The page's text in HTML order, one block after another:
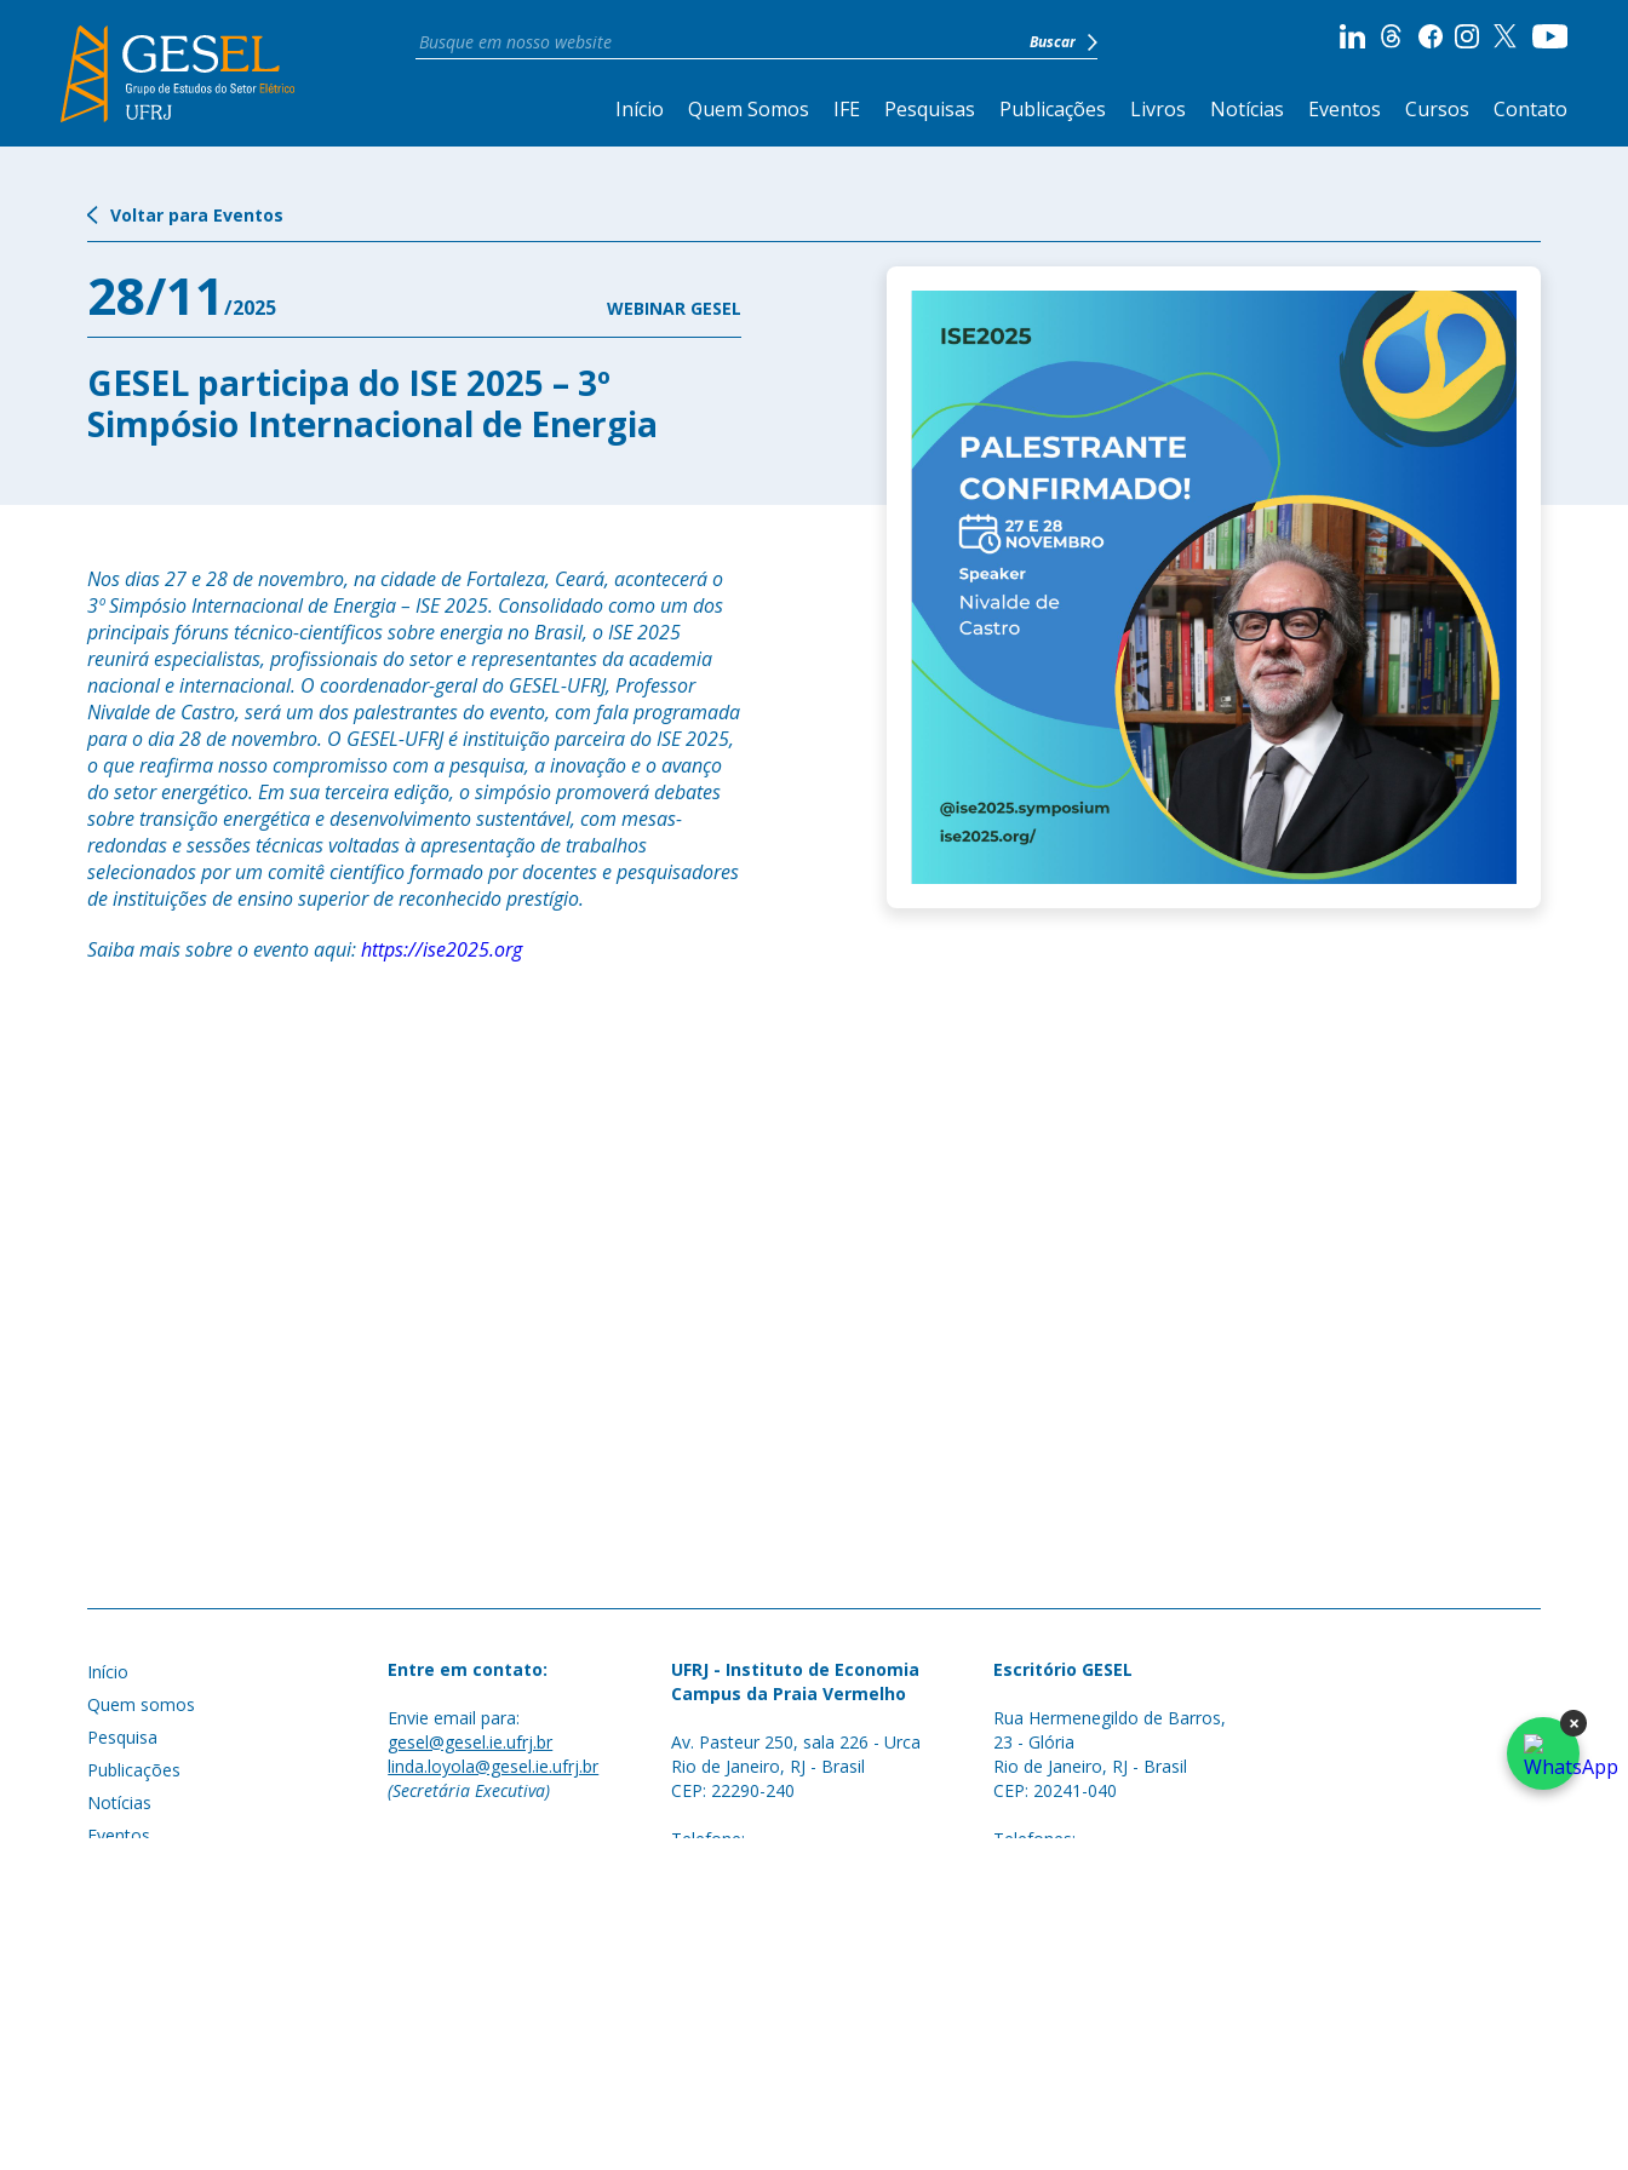
Início Quem Somos IFE Pesquisas Publicações Livros Notícias Eventos Cursos Contato
Voltar para Eventos
28/11 /2025 WEBINAR GESEL
GESEL participa do ISE 2025 – 3º
Simpósio Internacional de Energia
Nos dias 27 e 28 de novembro, na cidade de Fortaleza, Ceará, acontecerá o
3º Simpósio Internacional de Energia – ISE 2025. Consolidado como um dos
principais fóruns técnico-científicos sobre energia no Brasil, o ISE 2025
reunirá especialistas, profissionais do setor e representantes da academia
nacional e internacional. O coordenador-geral do GESEL-UFRJ, Professor
Nivalde de Castro, será um dos palestrantes do evento, com fala programada
para o dia 28 de novembro. O GESEL-UFRJ é instituição parceira do ISE 2025,
o que reafirma nosso compromisso com a pesquisa, a inovação e o avanço
do setor energético. Em sua terceira edição, o simpósio promoverá debates
sobre transição energética e desenvolvimento sustentável, com mesas-
redondas e sessões técnicas voltadas à apresentação de trabalhos
selecionados por um comitê científico formado por docentes e pesquisadores
de instituições de ensino superior de reconhecido prestígio.
Saiba mais sobre o evento aqui:https://ise2025.org
Início
Quem somos
Pesquisa
Publicações
Notícias
Eventos
Entre em contato:
Envie email para:
gesel@gesel.ie.ufrj.br
linda.loyola@gesel.ie.ufrj.br
(Secretária Executiva)
UFRJ - Instituto de Economia
Campus da Praia Vermelho
Av. Pasteur 250, sala 226 - Urca
Rio de Janeiro, RJ - Brasil
CEP: 22290-240
Telefone:
Escritório GESEL
Rua Hermenegildo de Barros,
23 - Glória
Rio de Janeiro, RJ - Brasil
CEP: 20241-040
Telefones:
×